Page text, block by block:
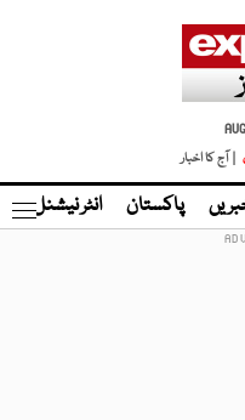
| آج کا اخبار
پاکستان انٹر نیشنل